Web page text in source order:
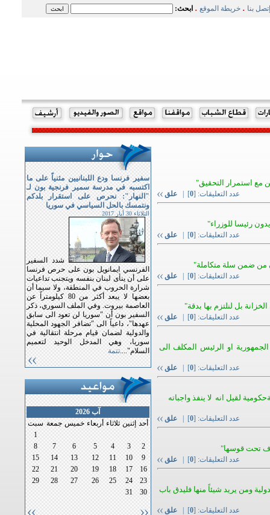
إتصل بنا . خريطة الموقع . ابحث:
مع استمرار التحقيق"
عدد التعليقات: [0
] | علق
رئيسا للوزراء"
عدد التعليقات: [0
] | علق
من ضمن سلة متكاملة"
عدد التعليقات: [0
] | علق
بل لنلتزم بها بدقة"
عدد التعليقات: [0
] | علق
او الرئيس المكلف الى
عدد التعليقات: [0
] | علق
لقيل انه لا ينفذ واجباته
عدد التعليقات: [0
] | علق
تحت قوسها"
عدد التعليقات: [0
] | علق
ومن يريد شيئاً منها فليدق باب
عدد التعليقات: [0
] | علق
سفير فرنسا ودع اللبنانيين مثنياً على ما
اكتسبه في مدرسة سمير فرنجية بون لـ
"النهار": نحرص على استقرار بلدكم
ونتمسك بالحل السياسي في سوريا
الثلاثاء 30 أيار 2017
شدد السفير
الفرنسي ايمانويل بون على حرص فرنسا
على أن ينأى لبنان بنفسه ويتجنب تداعيات
شرارة الحروب في المنطقة، ولا سيما أن
بعضها لا يبعد أكثر من 80 كيلومتراً عن
العاصمة بيروت. وفي الملف السوري، ذكر
السفير بون أن "سوريا لن تعود الى سابق
عهدها"، داعياً الى "تضافر الجهود المحلية
والدولية لضمان قيام مرحلة انتقالية في
سوريا، وهي المدخل الوحيد لتعميم
السلام"....تتمة
آب 2026
أحد إثنين ثلاثاء أربعاء خميس جمعة سبت
1
2
3
4
5
6
7
8
9
10
11
12
13
14
15
16
17
18
19
20
21
22
23
24
25
26
27
28
29
30
31